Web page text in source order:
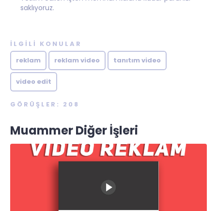
saklıyoruz.
İLGILI KONULAR
reklam
reklam video tanıtım video
video edit
GÖRÜŞLER: 208
Muammer Diğer İşleri